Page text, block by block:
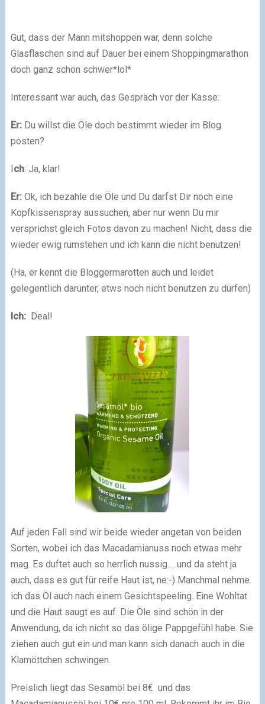
Gut, dass der Mann mitshoppen war, denn solche
Glasflaschen sind auf Dauer bei einem Shoppingmarathon
doch ganz schön schwer*lol*
Interessant war auch, das Gespräch vor der Kasse:
Er:Du willst die Öle doch bestimmt wieder im Blog
posten?
Ich: Ja, klar!
Er:Ok, ich bezahle die Öle und Du darfst Dir noch eine
Kopfkissenspray aussuchen, aber nur wenn Du mir
versprichst gleich Fotos davon zu machen! Nicht, dass die
wieder ewig rumstehen und ich kann die nicht benutzen!
(Ha, er kennt die Bloggermarotten auch und leidet
gelegentlich darunter, etws noch nicht benutzen zu dürfen)
Ich:Deal!
Auf jeden Fall sind wir beide wieder angetan von beiden
Sorten, wobei ich das Macadamianuss noch etwas mehr
mag. Es duftet auch so herrlich nussig…..und da steht ja
auch, dass es gut für reife Haut ist, ne:-) Manchmal nehme
ich das Öl auch nach einem Gesichtspeeling. Eine Wohltat
und die Haut saugt es auf. Die Öle sind schön in der
Anwendung, da ich nicht so das ölige Pappgefühl habe. Sie
ziehen auch gut ein und man kann sich danach auch in die
Klamöttchen schwingen.
Preislich liegt das Sesamöl bei 8€ und das